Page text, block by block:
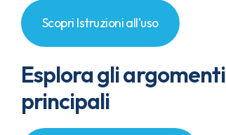
Scopri Istruzioni all'uso
Esplora gli argomenti
principali